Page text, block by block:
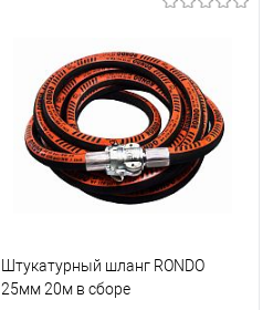
Штукатурный шланг RONDO
25мм 20м в сборе